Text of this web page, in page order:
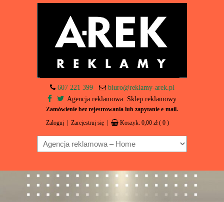
607 221 399
biuro@reklamy-arek.pl
Agencja reklamowa. Sklep reklamowy.
Zamówienie bez rejestrowania lub zapytanie e-mail.
Zaloguj Zarejestruj się Koszyk: 0,00 zł ( 0 )
Navigation